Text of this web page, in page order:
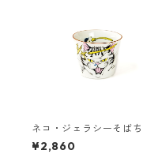
ネコ・ジェラシーそばち
こ タビー
¥2,860